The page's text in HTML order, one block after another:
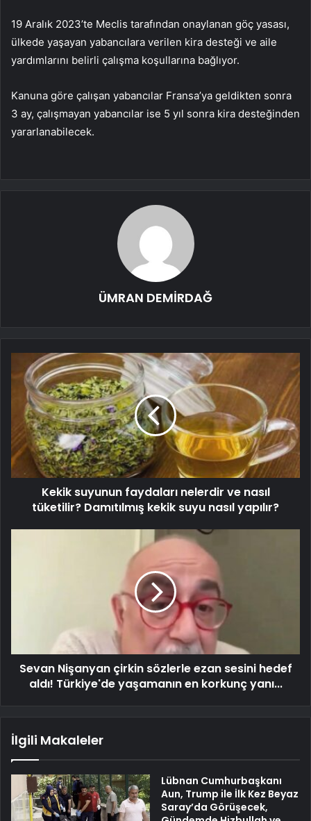
19 Aralık 2023’te Meclis tarafından onaylanan göç yasası,
ülkede yaşayan yabancılara verilen kira desteği ve aile
yardımlarını belirli çalışma koşullarına bağlıyor.
Kanuna göre çalışan yabancılar Fransa’ya geldikten sonra
3 ay, çalışmayan yabancılar ise 5 yıl sonra kira desteğinden
yararlanabilecek.
ÜMRAN DEMİRDAĞ
Kekik suyunun faydaları nelerdir ve nasıl
tüketilir? Damıtılmış kekik suyu nasıl yapılır?
Sevan Nişanyan çirkin sözlerle ezan sesini hedef
aldı! Türkiye'de yaşamanın en korkunç yanı...
İlgili Makaleler
Lübnan Cumhurbaşkanı
Aun, Trump ile İlk Kez Beyaz
Saray’da Görüşecek,